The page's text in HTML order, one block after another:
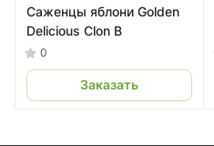
Саженцы яблони Golden
Delicious Сlon B
0
Заказать